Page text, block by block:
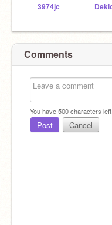
3974jc
Comments
You have500characters left.
Post Cancel